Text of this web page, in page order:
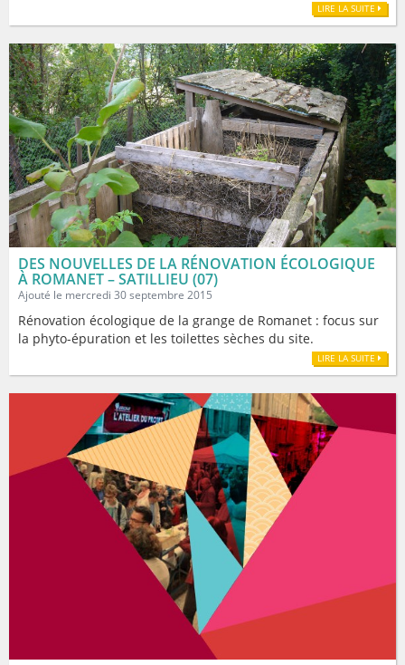
LIRE LA SUITE
DES NOUVELLES DE LA RÉNOVATION ÉCOLOGIQUE
À ROMANET – SATILLIEU (07)
Ajouté le mercredi 30 septembre 2015
Rénovation écologique de la grange de Romanet : focus sur
la phyto-épuration et les toilettes sèches du site.
LIRE LA SUITE